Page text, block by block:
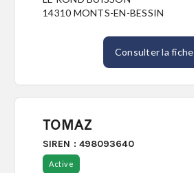
14310 MONTS-EN-BESSIN
Consulter la fiche
TOMAZ
SIREN : 498093640
Active